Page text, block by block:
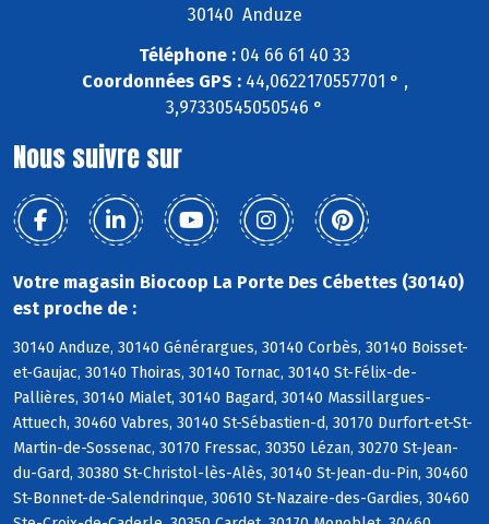
30140 Anduze
Téléphone : 04 66 61 40 33
Coordonnées GPS :44,0622170557701 ° ,
3,97330545050546 °
Nous suivre sur
Votre magasin Biocoop La Porte Des Cébettes (30140)
est proche de :
30140 Anduze, 30140 Générargues, 30140 Corbès, 30140 Boisset-
et-Gaujac, 30140 Thoiras, 30140 Tornac, 30140 St-Félix-de-
Pallières, 30140 Mialet, 30140 Bagard, 30140 Massillargues-
Attuech, 30460 Vabres, 30140 St-Sébastien-d, 30170 Durfort-et-St-
Martin-de-Sossenac, 30170 Fressac, 30350 Lézan, 30270 St-Jean-
du-Gard, 30380 St-Christol-lès-Alès, 30140 St-Jean-du-Pin, 30460
St-Bonnet-de-Salendrinque, 30610 St-Nazaire-des-Gardies, 30460